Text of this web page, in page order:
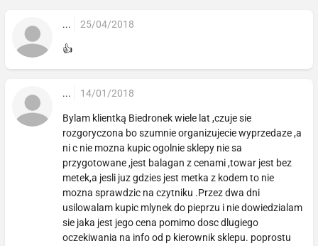
... 25/04/2018
👍
... 14/01/2018
Bylam klientką Biedronek wiele lat ,czuje sie
rozgoryczona bo szumnie organizujecie wyprzedaze ,a
ni c nie mozna kupic ogolnie sklepy nie sa
przygotowane ,jest balagan z cenami ,towar jest bez
metek,a jesli juz gdzies jest metka z kodem to nie
mozna sprawdzic na czytniku .Przez dwa dni
usilowalam kupic mlynek do pieprzu i nie dowiedzialam
sie jaka jest jego cena pomimo dosc dlugiego
oczekiwania na info od p kierownik sklepu. poprostu